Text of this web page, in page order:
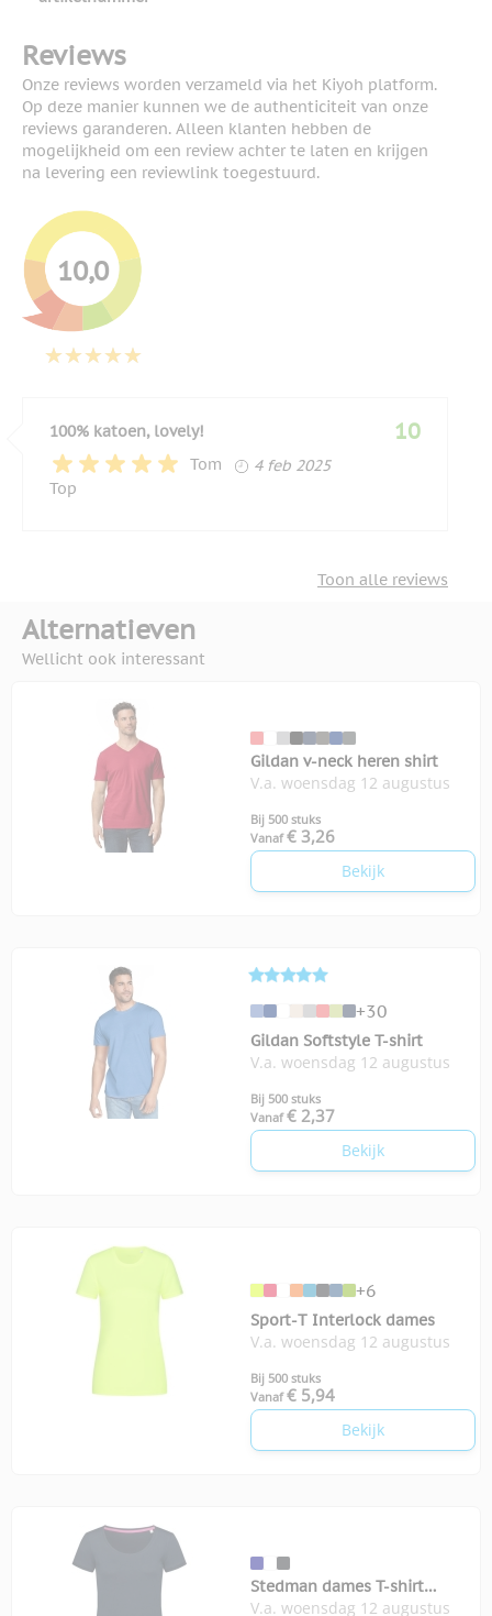
Reviews
Onze reviews worden verzameld via het Kiyoh platform.
Op deze manier kunnen we de authenticiteit van onze
reviews garanderen. Alleen klanten hebben de
mogelijkheid om een review achter te laten en krijgen
na levering een reviewlink toegestuurd.
10,0
100% katoen, lovely!
Tom
4 februari 2025
4 feb 2025
10
Top
Toon alle reviews
Alternatieven
Wellicht ook interessant
Gildan v-neck heren shirt
V.a. woensdag 12 augustus
Bij 500 stuks
Vanaf € 3,26
Bekijk
+30
Gildan Softstyle T-shirt
V.a. woensdag 12 augustus
Bij 500 stuks
Vanaf € 2,37
Bekijk
+6
Sport-T Interlock dames
V.a. woensdag 12 augustus
Bij 500 stuks
Vanaf € 5,94
Bekijk
Stedman dames T-shirt
Megan
V.a. woensdag 12 augustus